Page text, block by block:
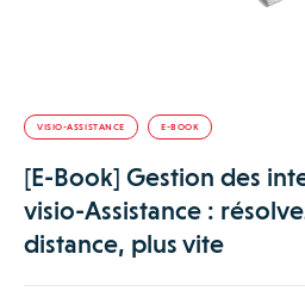
VISIO-ASSISTANCE E-BOOK
[E-Book] Gestion des
visio-Assistance :
distance, plus vite